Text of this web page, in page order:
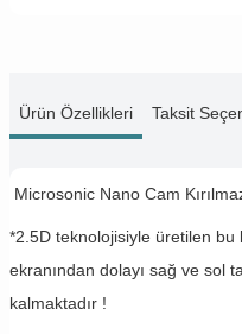
Ürün Özellikleri Taksit
Microsonic Nano Cam
*2.5D teknolojisiyle üretilen bu
ekranından dolayı sağ ve sol
kalmaktadır !